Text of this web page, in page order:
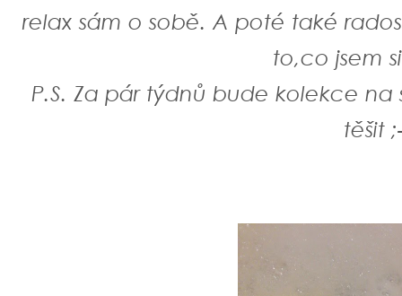
relax sám o sobě. A poté také
to,co jsem
P.S. Za pár týdnů bude kolekce
těšit